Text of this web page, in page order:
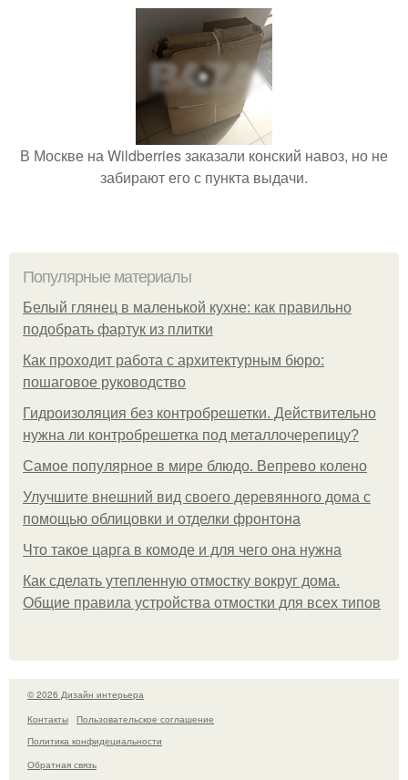
В Москве на Wildberries заказали конский навоз, но не
забирают его с пункта выдачи.
Популярные материалы
Белый глянец в маленькой кухне: как правильно
подобрать фартук из плитки
Как проходит работа с архитектурным бюро:
пошаговое руководство
Гидроизоляция без контробрешетки. Действительно
нужна ли контробрешетка под металлочерепицу?
Самое популярное в мире блюдо. Вепрево колено
Улучшите внешний вид своего деревянного дома с
помощью облицовки и отделки фронтона
Что такое царга в комоде и для чего она нужна
Как сделать утепленную отмостку вокруг дома.
Общие правила устройства отмостки для всех типов
© 2026 Дизайн интерьера
Контакты
Пользовательское соглашение
Политика конфидециальности
Обратная связь